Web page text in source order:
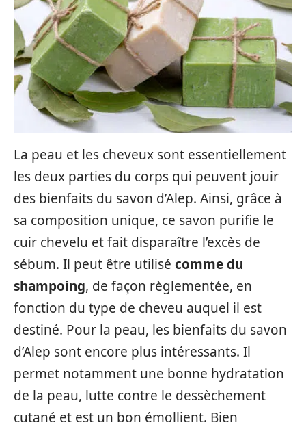
La peau et les cheveux sont essentiellement
les deux parties du corps qui peuvent jouir
des bienfaits du savon d’Alep. Ainsi, grâce à
sa composition unique, ce savon purifie le
cuir chevelu et fait disparaître l’excès de
sébum. Il peut être utilisé comme du
shampoing, de façon règlementée, en
fonction du type de cheveu auquel il est
destiné. Pour la peau, les bienfaits du savon
d’Alep sont encore plus intéressants. Il
permet notamment une bonne hydratation
de la peau, lutte contre le dessèchement
cutané et est un bon émollient. Bien